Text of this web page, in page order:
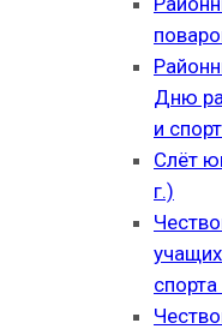
Дню
и
Слёт
г.)